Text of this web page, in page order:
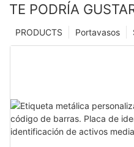
TE PODRÍA
Portavasos
PRODUCTS